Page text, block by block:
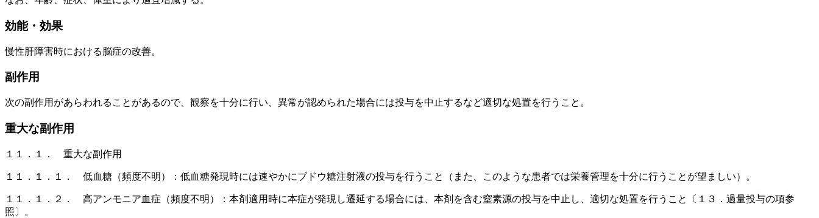
効能・効果
慢性肝障害時における脳症の改善。
副作用
次の副作用があらわれることがあるので、観察を十分に行い、異常が認められた場合には投与を中止するなど適切な処置を行うこと。
重大な副作用
１１．１． 重大な副作用
１１．１．１． 低血糖（頻度不明）：低血糖発現時には速やかにブドウ糖注射液の投与を行うこと（また、このような患者では栄養管理を十分に行うことが望ましい）。
１１．１．２． 高アンモニア血症（頻度不明）：本剤適用時に本症が発現し遷延する場合には、本剤を含む窒素源の投与を中止し、適切な処置を行うこと〔１３．過量投与の項参
照〕。